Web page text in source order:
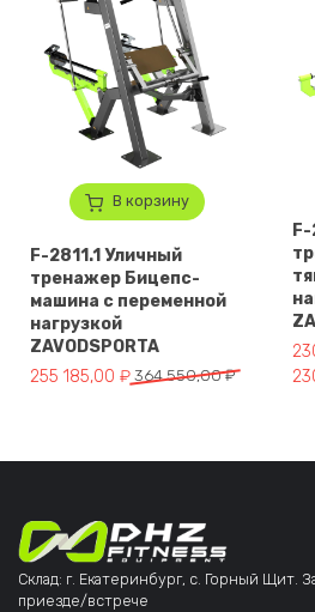
В корзину
F-2811.1 Уличный
тренажер Бицепс-
машина с переменной
нагрузкой
ZAVODSPORTA
364 550,00₽
Первоначальная цена составляла
255 185,00 ₽
Текущая цена: 255 185,00 ₽.
Склад: г. Екатеринбург, с. Горный Щит.
приезде/встрече